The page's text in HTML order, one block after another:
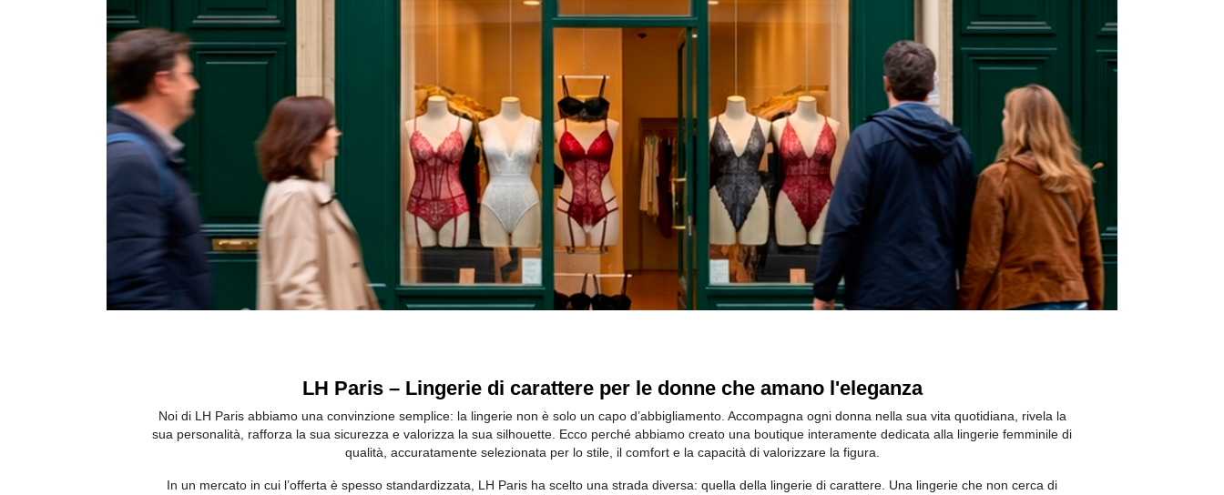
LH Paris – Lingerie di carattere per le donne che amano l'eleganza
Noi di LH Paris abbiamo una convinzione semplice: la lingerie non è solo un capo d’abbigliamento. Accompagna ogni donna nella sua vita quotidiana, rivela la
sua personalità, rafforza la sua sicurezza e valorizza la sua silhouette. Ecco perché abbiamo creato una boutique interamente dedicata alla lingerie femminile di
qualità, accuratamente selezionata per lo stile, il comfort e la capacità di valorizzare la figura.
In un mercato in cui l’offerta è spesso standardizzata, LH Paris ha scelto una strada diversa: quella della lingerie di carattere. Una lingerie che non cerca di